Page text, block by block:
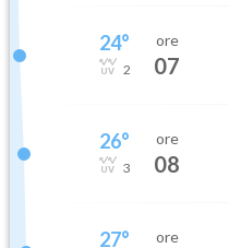
24°
2
ore
07
26°
3
ore
08
27° ore